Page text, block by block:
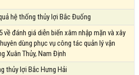
hệ thống thủy lợi Bắc Đuống
đánh giá diễn biến xâm nhập mặn và xây
dùng phục vụ công tác quản lý vận
Xuân Thủy, Nam Định
thủy lợi Bắc Hưng Hải